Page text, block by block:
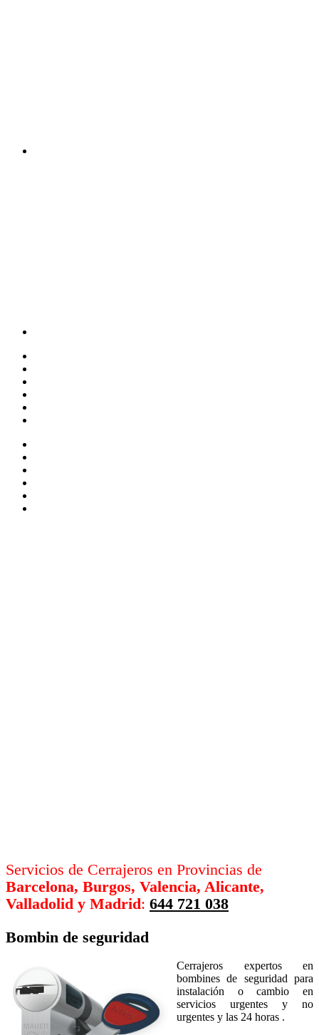
Servicios de Cerrajeros en Provincias de
Barcelona, Burgos, Valencia, Alicante,
Valladolid y Madrid: 644 721 038
Bombin de seguridad
Cerrajeros expertos en
bombines de seguridad para
instalación o cambio en
servicios urgentes y no
urgentes y las 24 horas .